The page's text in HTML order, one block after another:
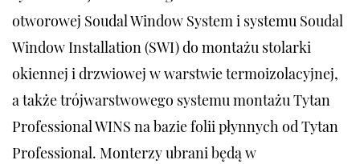
otworowej Soudal Window System i systemu Soudal
Window Installation (SWI) do montażu stolarki
okiennej i drzwiowej w warstwie termoizolacyjnej,
a także trójwarstwowego systemu montażu Tytan
Professional WINS na bazie folii płynnych od Tytan
Professional. Monterzy ubrani będą w